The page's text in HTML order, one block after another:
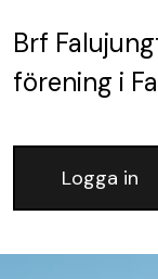
Brf
förening i
Logga in